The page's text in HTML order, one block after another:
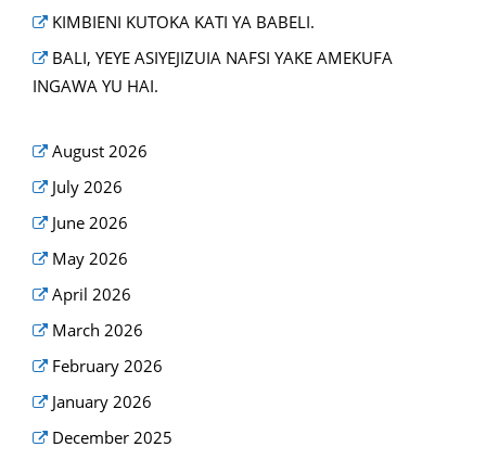
KIMBIENI KUTOKA KATI YA BABELI.
BALI, YEYE ASIYEJIZUIA NAFSI YAKE AMEKUFA
INGAWA YU HAI.
August 2026
July 2026
June 2026
May 2026
April 2026
March 2026
February 2026
January 2026
December 2025